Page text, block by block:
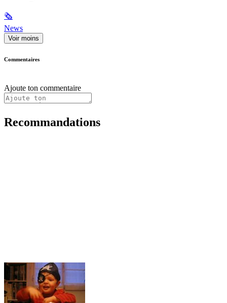
🗞
News
Voir moins
Commentaires
Ajoute ton commentaire
Recommandations